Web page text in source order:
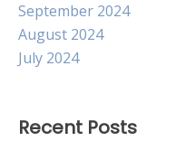
September 2024
August 2024
July 2024
Recent Posts